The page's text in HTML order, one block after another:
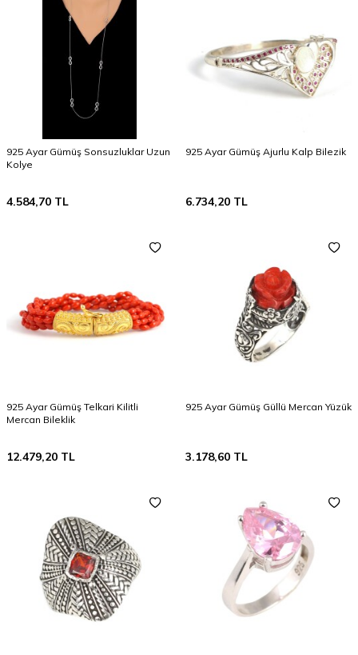
925 Ayar Gümüş Sonsuzluklar Uzun
Kolye
4.584,70 TL
925 Ayar Gümüş Ajurlu Kalp Bilezik
6.734,20 TL
925 Ayar Gümüş Telkari Kilitli
Mercan Bileklik
12.479,20 TL
925 Ayar Gümüş Güllü Mercan Yüzük
3.178,60 TL